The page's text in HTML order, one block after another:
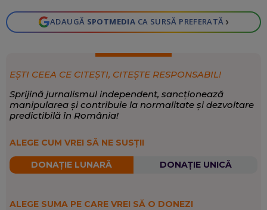
ADAUGĂ SPOTMEDIA CA SURSĂ PREFERATĂ ›
EȘTI CEEA CE CITEȘTI, CITEȘTE RESPONSABIL!
Sprijină jurnalismul independent, sancționează
manipularea și contribuie la normalitate și dezvoltare
predictibilă în România!
ALEGE CUM VREI SĂ NE SUSȚII
DONAȚIE LUNARĂ DONAȚIE UNICĂ
ALEGE SUMA PE CARE VREI SĂ O DONEZI